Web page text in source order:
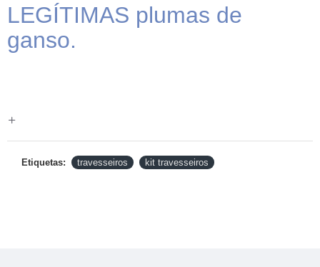
LEGÍTIMAS plumas de
ganso.
Etiquetas: travesseiros kit travesseiros